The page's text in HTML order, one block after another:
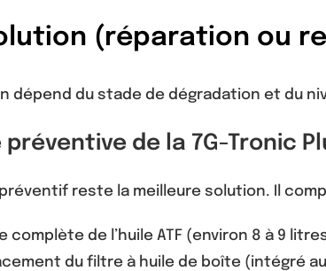
(réparation ou
dépend du stade de dégradation et du
préventive de la 7G-Tronic
reste la meilleure solution. Il
complète de l’huile ATF (environ 8 à 9
du filtre à huile de boîte (intégré